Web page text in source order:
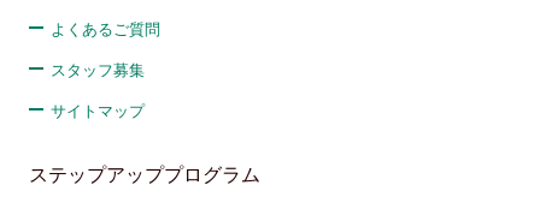
よくあるご質問
スタッフ募集
サイトマップ
ステップアッププログラム